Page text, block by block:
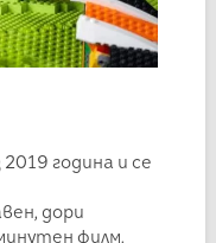
година и се
дори
филм.